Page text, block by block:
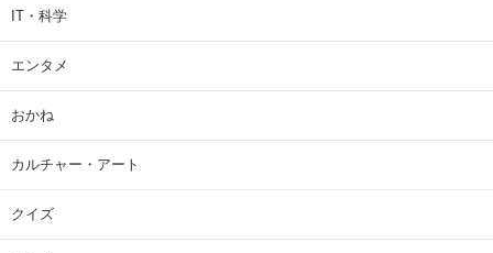
IT・科学
エンタメ
おかね
カルチャー・アート
クイズ